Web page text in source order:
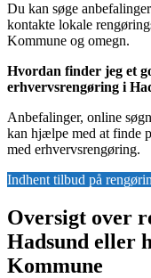
Du kan søge
kontakte lokale
Kommune og omegn.
Hvordan finder jeg et
erhvervsrengøring i
Anbefalinger, online
kan hjælpe med at finde
med erhvervsrengøring.
Indhent tilbud på
Oversigt over
Hadsund eller
Kommune